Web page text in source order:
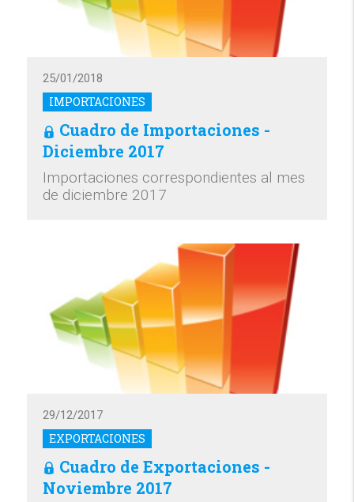
IMPORTACIONES
25/01/2018
Cuadro de Importaciones -
Diciembre 2017
Importaciones correspondientes al mes
de diciembre 2017
EXPORTACIONES
29/12/2017
Cuadro de Exportaciones -
Noviembre 2017